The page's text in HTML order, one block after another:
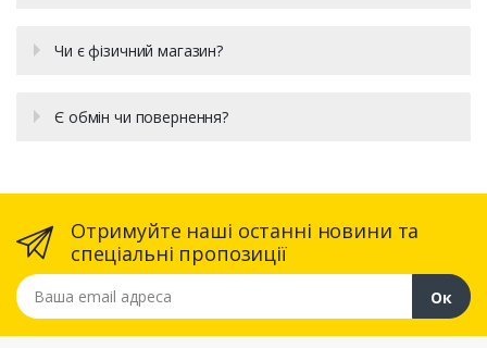
Чи є фізичний магазин?
Є обмін чи повернення?
Отримуйте наші останні новини та
спеціальні пропозиції
Ваша email адреса
Ок